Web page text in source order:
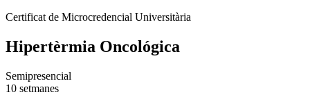
Certificat de Microcredencial Universitària
Hipertèrmia Oncológica
Semipresencial
10 setmanes